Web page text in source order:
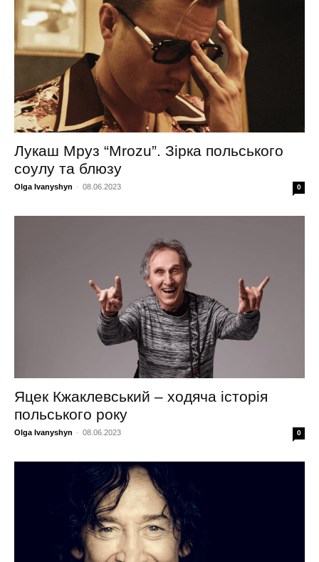
Лукаш Мруз “Mrozu”. Зірка польського
соулу та блюзу
Olga Ivanyshyn - 08.06.2023 0
Яцек Кжаклевський – ходяча історія
польського року
Olga Ivanyshyn - 08.06.2023 0